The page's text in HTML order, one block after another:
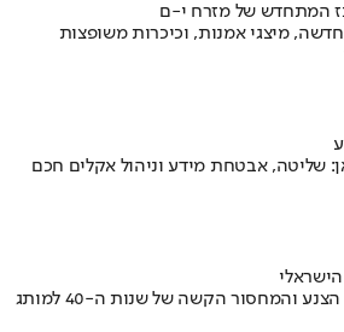
המתחדש של מזרח י-ם
מיצגי אמנות, וכיכרות משופצות
שליטה, אבטחת מידע וניהול אקלים חכם
איך אסם הפכה את תקופת הצנע והמחסור הקשה של שנות ה-40 למותג